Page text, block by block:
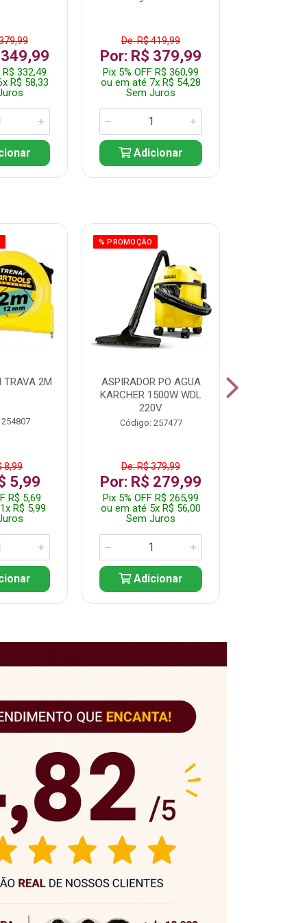
R$ 332,49
R$ 58,33
De: R$ 419,99
Por: R$ 379,99
Pix 5% OFF R$ 360,99
ou em até 7x R$ 54,28
Sem Juros
Adicionar
TRAVA 2M
8,99
5,99
R$ 5,69
R$ 5,99
% PROMOÇÃO
ASPIRADOR PO AGUA
KARCHER 1500W WDL
220V
Código: 257477
De: R$ 379,99
Por: R$ 279,99
Pix 5% OFF R$ 265,99
ou em até 5x R$ 56,00
Sem Juros
Adicionar